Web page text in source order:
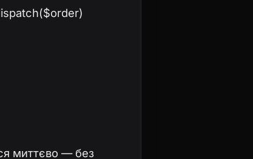
миттєво — без